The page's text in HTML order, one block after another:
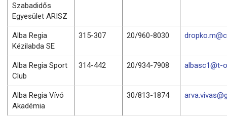
Szabadidős
Egyesület ARISZ
Alba Regia
Kézilabda SE
315-307 20/960-8030
Alba Regia Sport
Club
314-442 20/934-7908 albasc1@t-
Alba Regia Vívó
Akadémia
30/813-1874